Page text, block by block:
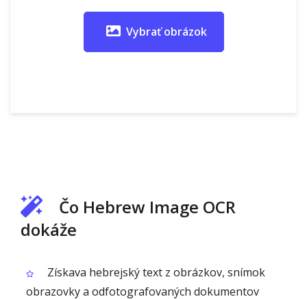
Vybrať obrázok
Čo Hebrew Image OCR
dokáže
Získava hebrejský text z obrázkov, snímok
obrazovky a odfotografovaných dokumentov